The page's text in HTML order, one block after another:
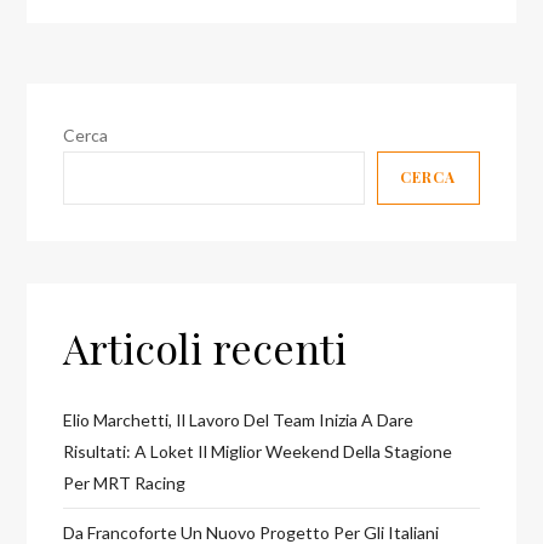
Cerca
CERCA
Articoli recenti
Elio Marchetti, Il Lavoro Del Team Inizia A Dare
Risultati: A Loket Il Miglior Weekend Della Stagione
Per MRT Racing
Da Francoforte Un Nuovo Progetto Per Gli Italiani